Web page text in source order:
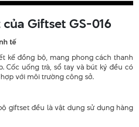
Giftset GS-016
tế
kế đồng bộ, mang phong cách thanh
Cốc uống trà, sổ tay và bút ký đều có
với môi trường công sở.
giftset đều là vật dụng sử dụng hàng